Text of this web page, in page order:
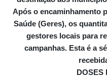
Após o encaminhamento
Saúde (Geres), os
gestores locais para
campanhas. Esta é a
DOSES